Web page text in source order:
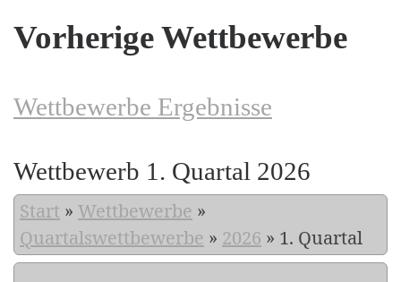
Vorherige Wettbewerbe
Wettbewerbe Ergebnisse
Wettbewerb 1. Quartal 2026
Start » Wettbewerbe »
Quartalswettbewerbe » 2026 » 1. Quartal